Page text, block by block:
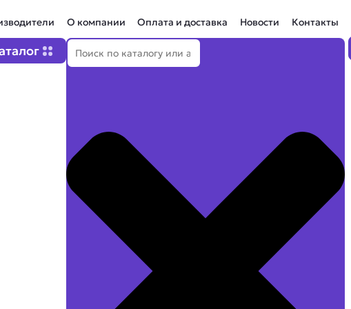
О компании Оплата и доставка Новости Контакты
Поиск
Open Каталог